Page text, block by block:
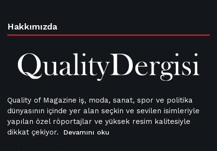
Hakkımızda
Quality of Magazine iş, moda, sanat, spor ve politika
dünyasının içinde yer alan seçkin ve sevilen isimleriyle
yapılan özel röportajlar ve yüksek resim kalitesiyle
dikkat çekiyor.
Devamını oku